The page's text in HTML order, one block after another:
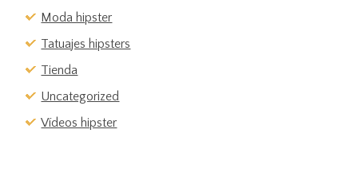
Moda hipster
Tatuajes hipsters
Tienda
Uncategorized
Vídeos hipster